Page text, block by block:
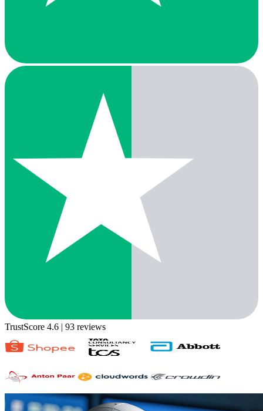
TrustScore 4.6 | 93 reviews